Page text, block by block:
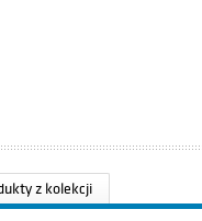
z kolekcji